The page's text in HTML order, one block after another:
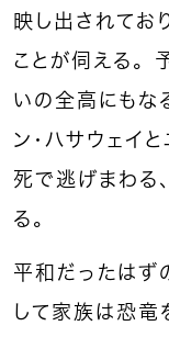
映し出されてお
ことが伺える。
いの全高にもな
ン・ハサウェイ
死で逃げまわる
る。
平和だったはず
して家族は恐竜